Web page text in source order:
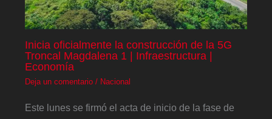
Inicia oficialmente la construcción de la 5G
Troncal Magdalena 1 | Infraestructura |
Economía
Deja un comentario / Nacional
Este lunes se firmó el acta de inicio de la fase de